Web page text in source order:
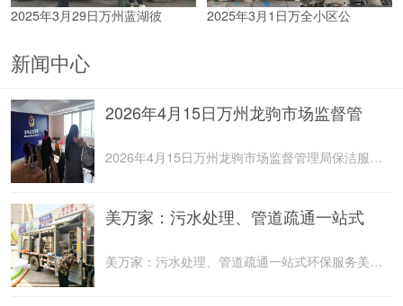
2025年3月29日万州蓝湖彼 2025年3月1日万全小区公
新闻中心
2026年4月15日万州龙驹市场监督管
2026年4月15日万州龙驹市场监督管理局保洁服务由重庆美
美万家：污水处理、管道疏通一站式
美万家：污水处理、管道疏通一站式环保服务美万家公司，